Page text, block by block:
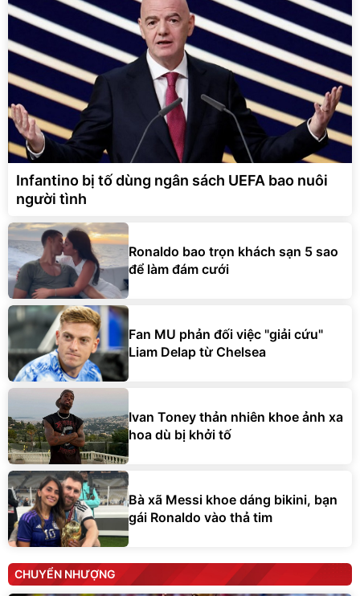
Infantino bị tố dùng ngân sách UEFA bao nuôi
người tình
Ronaldo bao trọn khách sạn 5 sao
để làm đám cưới
Fan MU phản đối việc "giải cứu"
Liam Delap từ Chelsea
Ivan Toney thản nhiên khoe ảnh xa
hoa dù bị khởi tố
Bà xã Messi khoe dáng bikini, bạn
gái Ronaldo vào thả tim
CHUYỂN NHƯỢNG